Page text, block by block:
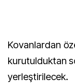
Kovanlardan
kurutulduktan
yerleştirilecek.